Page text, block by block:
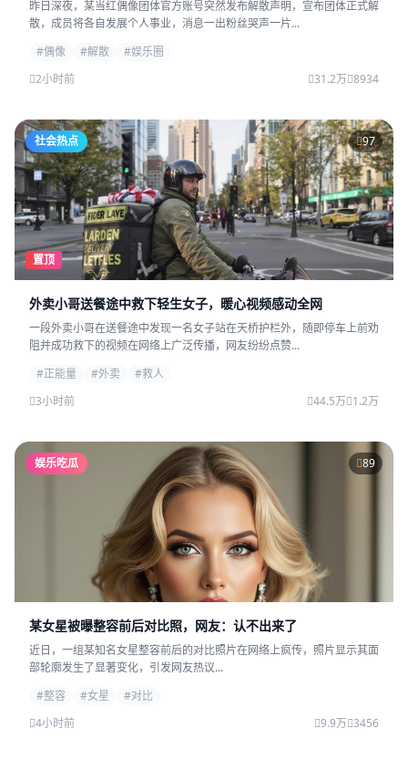
昨日深夜，某当红偶像团体官方账号突然发布解散声明，宣布团体正式解
散，成员将各自发展个人事业，消息一出粉丝哭声一片...
#偶像
#解散
#娱乐圈
2小时前
31.2万 8934
社会热点 97
置顶
外卖小哥送餐途中救下轻生女子，暖心视频感动全网
一段外卖小哥在送餐途中发现一名女子站在天桥护栏外，随即停车上前劝
阻并成功救下的视频在网络上广泛传播，网友纷纷点赞...
#正能量
#外卖
#救人
3小时前
44.5万 1.2万
娱乐吃瓜 89
某女星被曝整容前后对比照，网友：认不出来了
近日，一组某知名女星整容前后的对比照片在网络上疯传，照片显示其面
部轮廓发生了显著变化，引发网友热议...
#整容
#女星
#对比
4小时前
9.9万 3456